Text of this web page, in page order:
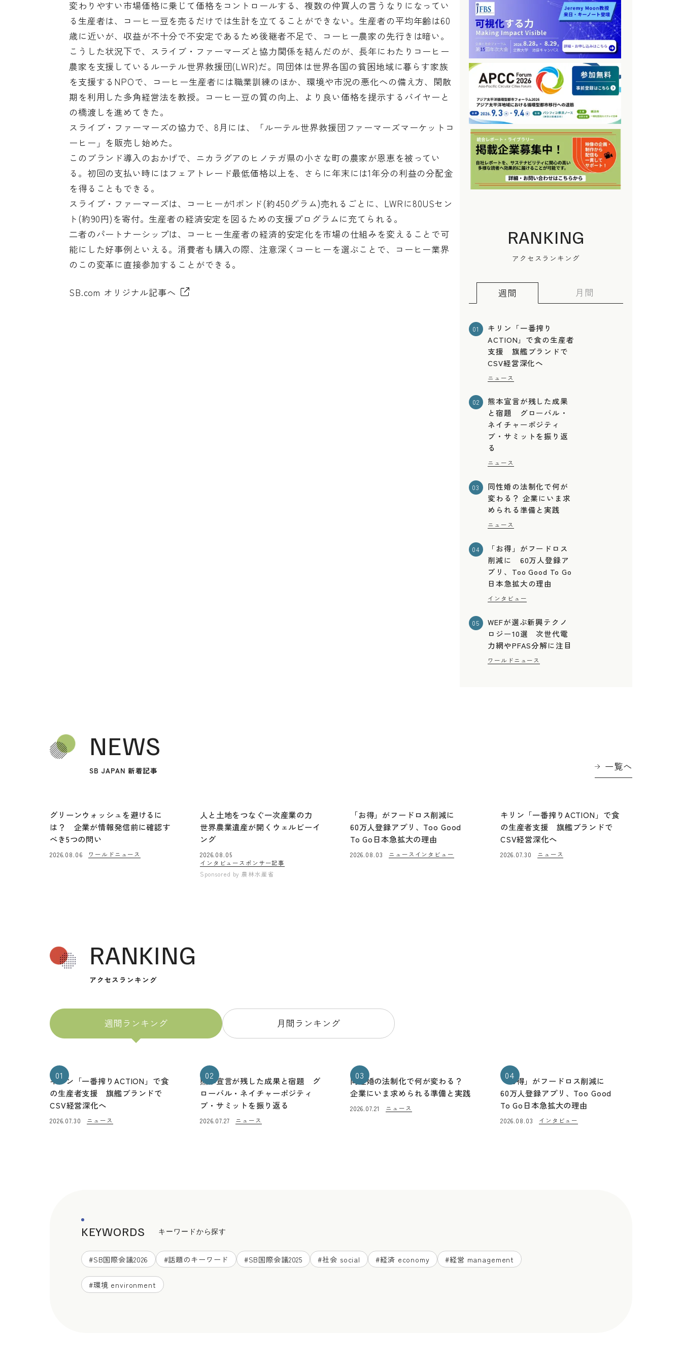
変わりやすい市場価格に乗じて価格をコントロールする、複数の仲買人の言うなりになってい
る生産者は、コーヒー豆を売るだけでは生計を立てることができない。生産者の平均年齢は60
歳に近いが、収益が不十分で不安定であるため後継者不足で、コーヒー農家の先行きは暗い。
こうした状況下で、スライブ・ファーマーズと協力関係を結んだのが、長年にわたりコーヒー
農家を支援しているルーテル世界救援団(LWR)だ。同団体は世界各国の貧困地域に暮らす家族
を支援するNPOで、コーヒー生産者には職業訓練のほか、環境や市況の悪化への備え方、閑散
期を利用した多角経営法を教授。コーヒー豆の質の向上、より良い価格を提示するバイヤーと
の橋渡しを進めてきた。
スライブ・ファーマーズの協力で、8月には、「ルーテル世界救援団ファーマーズマーケットコ
ーヒー」を販売し始めた。
このブランド導入のおかげで、ニカラグアのヒノテガ県の小さな町の農家が恩恵を被ってい
る。初回の支払い時にはフェアトレード最低価格以上を、さらに年末には1年分の利益の分配金
を得ることもできる。
スライブ・ファーマーズは、コーヒーが1ポンド(約450グラム)売れるごとに、LWRに80USセン
ト(約90円)を寄付。生産者の経済安定を図るための支援プログラムに充てられる。
二者のパートナーシップは、コーヒー生産者の経済的安定化を市場の仕組みを変えることで可
能にした好事例といえる。消費者も購入の際、注意深くコーヒーを選ぶことで、コーヒー業界
のこの変革に直接参加することができる。
SB.com オリジナル記事へ
RANKING
アクセスランキング
週間 月間
01
キリン「一番搾り
ACTION」で食の生産者
支援 旗艦ブランドで
CSV経営深化へ
ニュース
02
熊本宣言が残した成果
と宿題 グローバル・
ネイチャーポジティ
ブ・サミットを振り返
る
ニュース
03
同性婚の法制化で何が
変わる？ 企業にいま求
められる準備と実践
ニュース
04
「お得」がフードロス
削減に 60万人登録ア
プリ、Too Good To Go
日本急拡大の理由
インタビュー
05
WEFが選ぶ新興テクノ
ロジー10選 次世代電
力網やPFAS分解に注目
ワールドニュース
NEWS
SB JAPAN 新着記事 一覧へ
グリーンウォッシュを避けるに
は？ 企業が情報発信前に確認す
べき5つの問い
2026.08.06 ワールドニュース
人と土地をつなぐ一次産業の力
世界農業遺産が開くウェルビーイ
ング
2026.08.05
インタビュースポンサー記事
Sponsored by 農林水産省
「お得」がフードロス削減に
60万人登録アプリ、Too Good
To Go日本急拡大の理由
2026.08.03 ニュース インタビュー
キリン「一番搾りACTION」で食
の生産者支援 旗艦ブランドで
CSV経営深化へ
2026.07.30 ニュース
RANKING
アクセスランキング
週間ランキング 月間ランキング
01
キリン「一番搾りACTION」で食
の生産者支援 旗艦ブランドで
CSV経営深化へ
2026.07.30 ニュース
02
熊本宣言が残した成果と宿題 グ
ローバル・ネイチャーポジティ
ブ・サミットを振り返る
2026.07.27 ニュース
03
同性婚の法制化で何が変わる？
企業にいま求められる準備と実践
2026.07.21 ニュース
04
「お得」がフードロス削減に
60万人登録アプリ、Too Good
To Go日本急拡大の理由
2026.08.03 インタビュー
KEYWORDS キーワードから探す
#SB国際会議2026 #話題のキーワード #SB国際会議2025 #社会 social #経済 economy #経営 management
#環境 environment